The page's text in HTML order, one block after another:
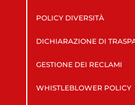
POLICY DIVERSITÀ
DICHIARAZIONE DI
GESTIONE DEI RECLAMI
WHISTLEBLOWER POLICY